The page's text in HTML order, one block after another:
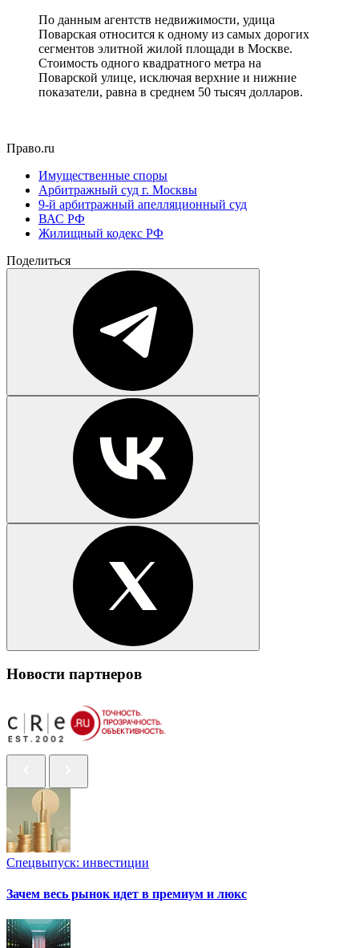
По данным агентств недвижимости, удица
Поварская относится к одному из самых дорогих
сегментов элитной жилой площади в Москве.
Стоимость одного квадратного метра на
Поварской улице, исключая верхние и нижние
показатели, равна в среднем 50 тысяч долларов.
Право.ru
Имущественные споры
Арбитражный суд г. Москвы
9-й арбитражный апелляционный суд
ВАС РФ
Жилищный кодекс РФ
Поделиться
Новости партнеров
Спецвыпуск: инвестиции
Зачем весь рынок идет в премиум и люкс